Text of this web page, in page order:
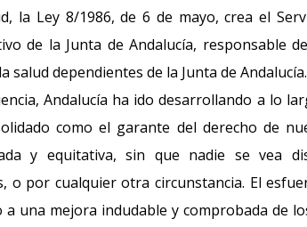
la Ley 8/1986, de 6 de mayo, crea el
de la Junta de Andalucía, responsable
salud dependientes de la Junta de Andalucía.
Andalucía ha ido desarrollando a lo
como el garante del derecho de
y equitativa, sin que nadie se vea
o por cualquier otra circunstancia. El
una mejora indudable y comprobada de